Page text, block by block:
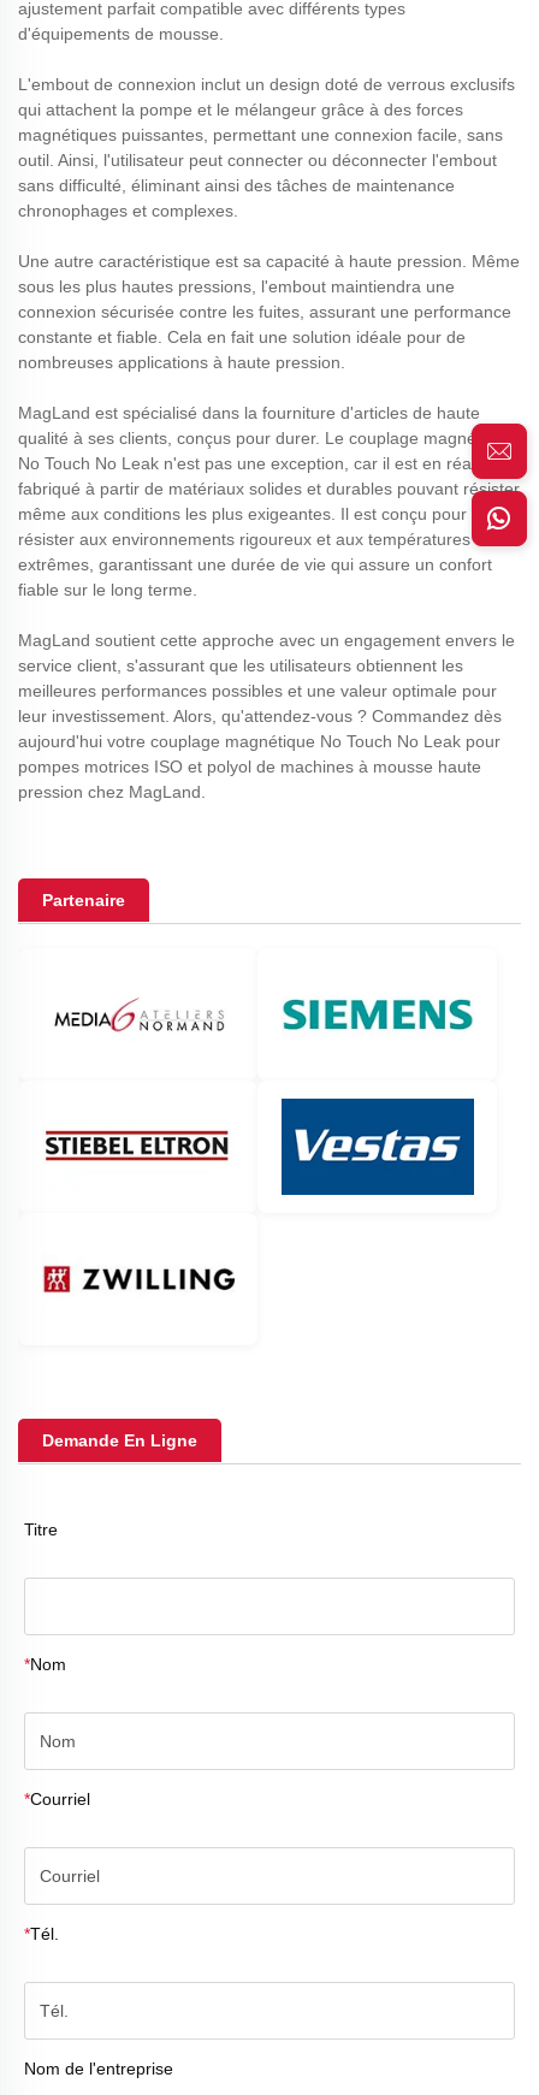
ajustement parfait compatible avec différents types
d'équipements de mousse.
L'embout de connexion inclut un design doté de verrous exclusifs
qui attachent la pompe et le mélangeur grâce à des forces
magnétiques puissantes, permettant une connexion facile, sans
outil. Ainsi, l'utilisateur peut connecter ou déconnecter l'embout
sans difficulté, éliminant ainsi des tâches de maintenance
chronophages et complexes.
Une autre caractéristique est sa capacité à haute pression. Même
sous les plus hautes pressions, l'embout maintiendra une
connexion sécurisée contre les fuites, assurant une performance
constante et fiable. Cela en fait une solution idéale pour de
nombreuses applications à haute pression.
MagLand est spécialisé dans la fourniture d'articles de haute
qualité à ses clients, conçus pour durer. Le couplage magnétique
No Touch No Leak n'est pas une exception, car il est en réalité
fabriqué à partir de matériaux solides et durables pouvant résister
même aux conditions les plus exigeantes. Il est conçu pour
résister aux environnements rigoureux et aux températures
extrêmes, garantissant une durée de vie qui assure un confort
fiable sur le long terme.
MagLand soutient cette approche avec un engagement envers le
service client, s'assurant que les utilisateurs obtiennent les
meilleures performances possibles et une valeur optimale pour
leur investissement. Alors, qu'attendez-vous ? Commandez dès
aujourd'hui votre couplage magnétique No Touch No Leak pour
pompes motrices ISO et polyol de machines à mousse haute
pression chez MagLand.
Partenaire
Demande En Ligne
Titre
*Nom
*Courriel
*Tél.
Nom de l'entreprise